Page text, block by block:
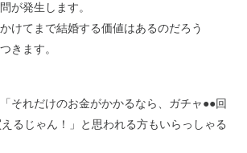
が発生します。
けてまで結婚する価値はあるのだろう
きます。
それだけのお金がかかるなら、ガチャ●●回
るじゃん！」と思われる方もいらっしゃる